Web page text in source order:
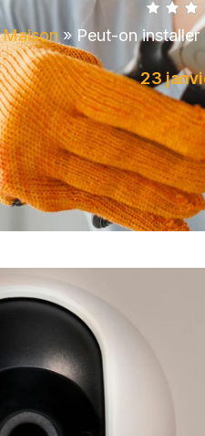
Maison » Peut-on installer
23